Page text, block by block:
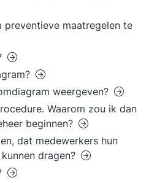
preventieve maatregelen te
weergeven?
Waarom zou ik dan
beginnen?
dat medewerkers hun
dragen?